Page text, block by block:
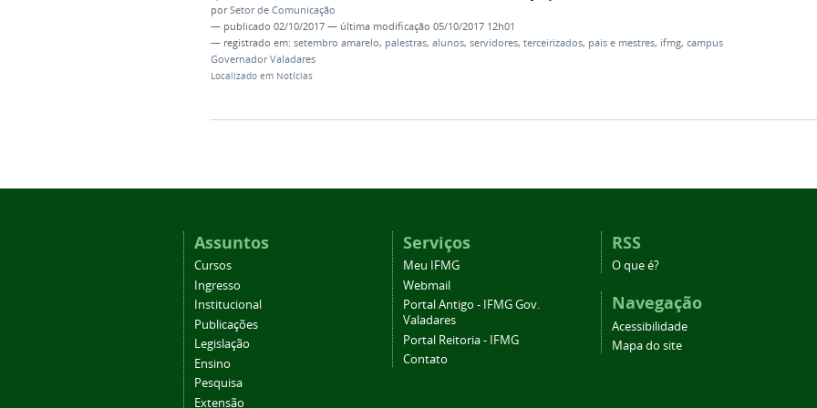
porSetor de Comunicação
— publicado 02/10/2017 — última modificação 05/10/2017 12h01
— registrado em: setembro amarelo, palestras, alunos, servidores, terceirizados, pais e mestres, ifmg, campus
Governador Valadares
Localizado em Notícias
Assuntos
Cursos
Ingresso
Institucional
Publicações
Legislação
Ensino
Pesquisa
Extensão
Serviços
Meu IFMG
Webmail
Portal Antigo - IFMG Gov.
Valadares
Portal Reitoria - IFMG
Contato
RSS
O que é?
Navegação
Acessibilidade
Mapa do site